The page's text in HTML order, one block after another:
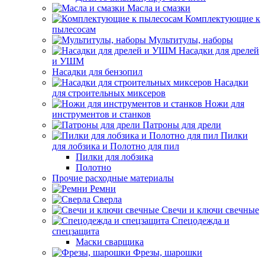
Масла и смазки
Комплектующие к
пылесосам
Мультитулы, наборы
Насадки для дрелей
и УШМ
Насадки для бензопил
Насадки
для строительных миксеров
Ножи для
инструментов и станков
Патроны для дрели
Пилки
для лобзика и Полотно для пил
Пилки для лобзика
Полотно
Прочие расходные материалы
Ремни
Сверла
Свечи и ключи свечные
Спецодежда и
спецзащита
Маски сварщика
Фрезы, шарошки